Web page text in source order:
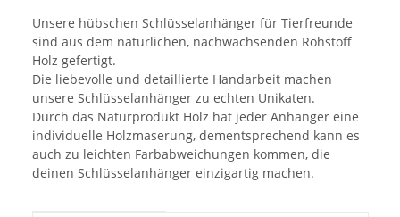
Unsere hübschen Schlüsselanhänger für Tierfreunde
sind aus dem natürlichen, nachwachsenden Rohstoff
Holz gefertigt.
Die liebevolle und detaillierte Handarbeit machen
unsere Schlüsselanhänger zu echten Unikaten.
Durch das Naturprodukt Holz hat jeder Anhänger eine
individuelle Holzmaserung, dementsprechend kann es
auch zu leichten Farbabweichungen kommen, die
deinen Schlüsselanhänger einzigartig machen.